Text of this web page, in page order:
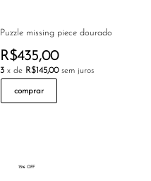
Puzzle missing piece dourado
R$435,00
3 x de R$145,00 sem juros
comprar
15% OFF